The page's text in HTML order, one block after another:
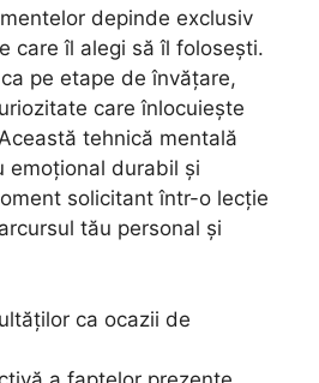
depinde exclusiv
care îl alegi să îl folosești.
pe etape de învățare,
care înlocuiește
tehnică mentală
emoțional durabil și
solicitant într-o lecție
tău personal și
ca ocazii de